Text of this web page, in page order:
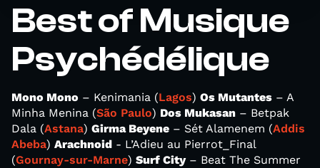
Best of Musique
Psychédélique
Mono Mono – Kenimania (Lagos) Os Mutantes – A
Minha Menina (São Paulo) Dos Mukasan – Betpak
Dala (Astana) Girma Beyene – Sét Alamenem (Addis
Abeba) Arachnoid - L’Adieu au Pierrot_Final
(Gournay-sur-Marne) Surf City– Beat The Summer